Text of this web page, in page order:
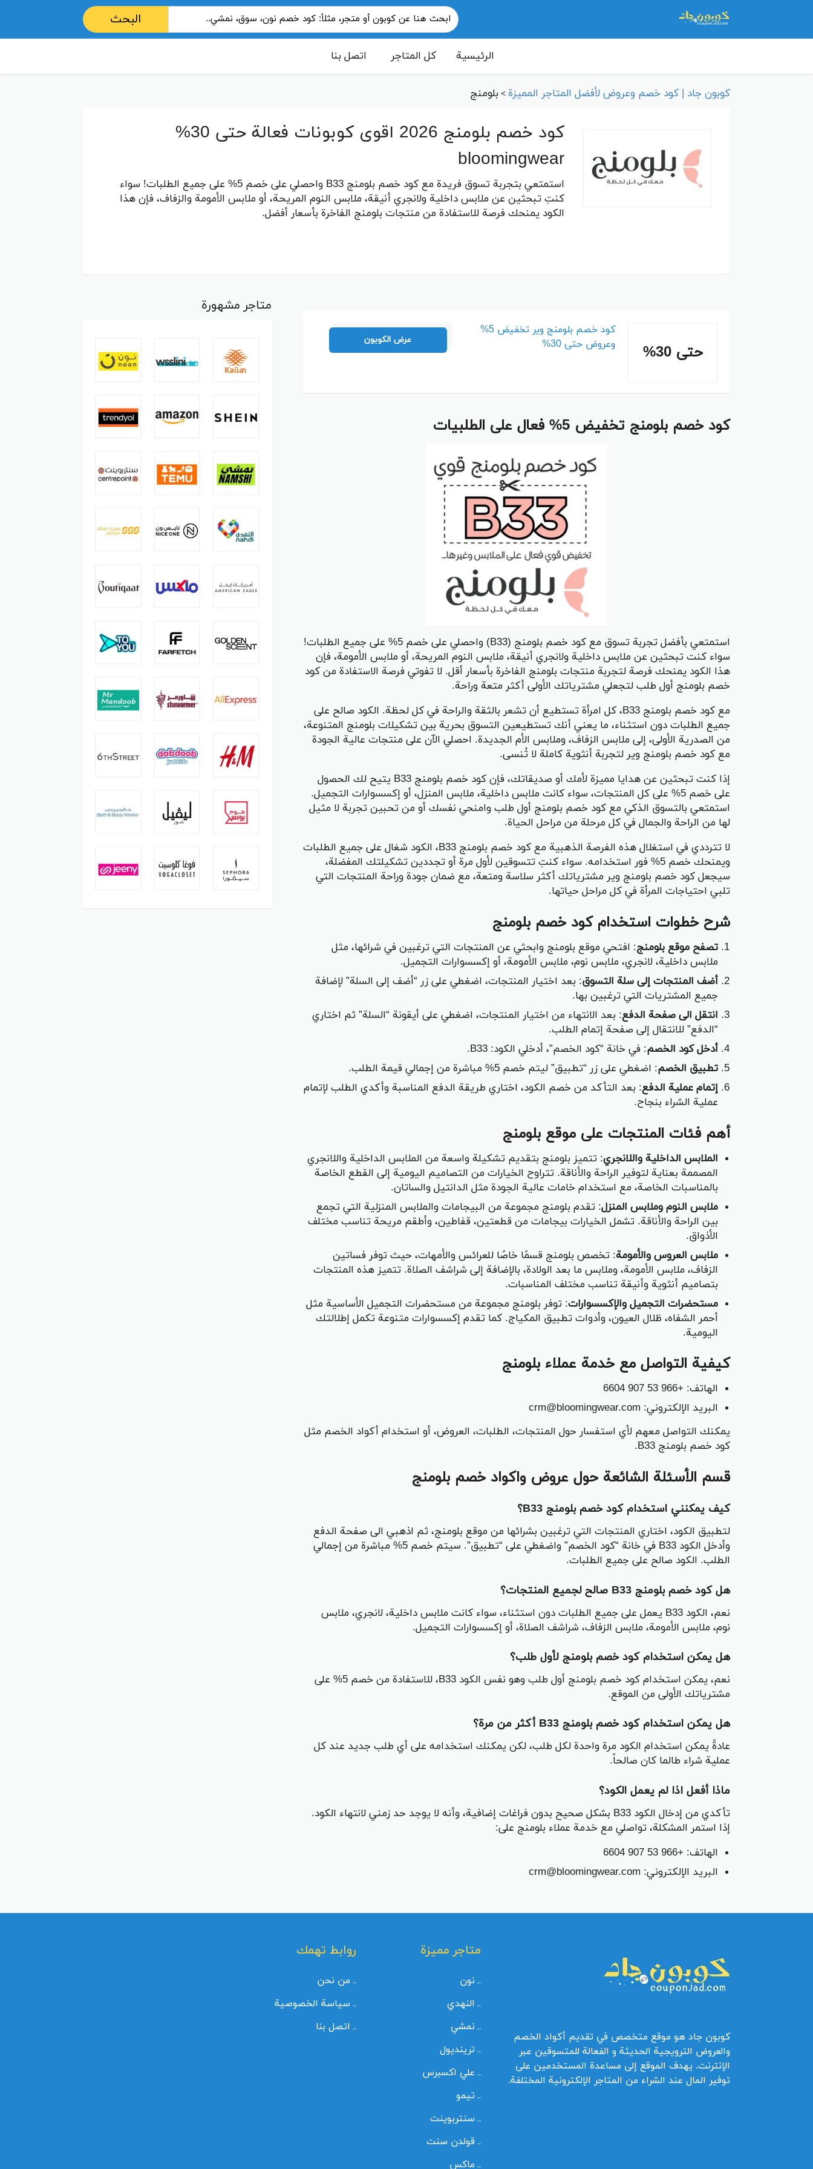
البحث
الرئيسية كل المتاجر اتصل بنا
كوبون جاد | كود خصم وعروض لأفضل المتاجر المميزة > بلومنج
كود خصم بلومنج 2026 اقوى كوبونات فعالة حتى 30%
bloomingwear
استمتعي بتجربة تسوق فريدة مع كود خصم بلومنج B33 واحصلي على خصم 5% على جميع الطلبات! سواء
كنتِ تبحثين عن ملابس داخلية ولانجري أنيقة، ملابس النوم المريحة، أو ملابس الأمومة والزفاف، فإن هذا
الكود يمنحك فرصة للاستفادة من منتجات بلومنج الفاخرة بأسعار أفضل.
حتى 30%
كود خصم بلومنج وير تخفيض 5%
وعروض حتى 30%
عرض الكوبون
كود خصم بلومنج تخفيض 5% فعال على الطلبيات
استمتعي بأفضل تجربة تسوق مع كود خصم بلومنج (B33) واحصلي على خصم 5% على جميع الطلبات!
سواء كنت تبحثين عن ملابس داخلية ولانجري أنيقة، ملابس النوم المريحة، أو ملابس الأمومة، فإن
هذا الكود يمنحك فرصة لتجربة منتجات بلومنج الفاخرة بأسعار أقل. لا تفوتي فرصة الاستفادة من كود
خصم بلومنج أول طلب لتجعلي مشترياتك الأولى أكثر متعة وراحة.
مع كود خصم بلومنج B33، كل امرأة تستطيع أن تشعر بالثقة والراحة في كل لحظة. الكود صالح على
جميع الطلبات دون استثناء، ما يعني أنك تستطيعين التسوق بحرية بين تشكيلات بلومنج المتنوعة،
من الصدرية الأولى، إلى ملابس الزفاف، وملابس الأم الجديدة. احصلي الآن على منتجات عالية الجودة
مع كود خصم بلومنج وير لتجربة أنثوية كاملة لا تُنسى.
إذا كنت تبحثين عن هدايا مميزة لأمك أو صديقاتك، فإن كود خصم بلومنج B33 يتيح لك الحصول
على خصم 5% على كل المنتجات، سواء كانت ملابس داخلية، ملابس المنزل، أو إكسسوارات التجميل.
استمتعي بالتسوق الذكي مع كود خصم بلومنج أول طلب وامنحي نفسك أو من تحبين تجربة لا مثيل
لها من الراحة والجمال في كل مرحلة من مراحل الحياة.
لا تترددي في استغلال هذه الفرصة الذهبية مع كود خصم بلومنج B33، الكود شغال على جميع الطلبات
ويمنحك خصم 5% فور استخدامه. سواء كنتِ تتسوقين لأول مرة أو تجددين تشكيلتك المفضلة،
سيجعل كود خصم بلومنج وير مشترياتك أكثر سلاسة ومتعة، مع ضمان جودة وراحة المنتجات التي
تلبي احتياجات المرأة في كل مراحل حياتها.
شرح خطوات استخدام كود خصم بلومنج
تصفح موقع بلومنج: افتحي موقع بلومنج وابحثي عن المنتجات التي ترغبين في شرائها، مثل
ملابس داخلية، لانجري، ملابس نوم، ملابس الأمومة، أو إكسسوارات التجميل.
أضف المنتجات إلى سلة التسوق: بعد اختيار المنتجات، اضغطي على زر “أضف إلى السلة” لإضافة
جميع المشتريات التي ترغبين بها.
انتقل الى صفحة الدفع: بعد الانتهاء من اختيار المنتجات، اضغطي على أيقونة “السلة” ثم اختاري
“الدفع” للانتقال إلى صفحة إتمام الطلب.
أدخل كود الخصم: في خانة “كود الخصم”، أدخلي الكود: B33.
تطبيق الخصم: اضغطي على زر “تطبيق” ليتم خصم 5% مباشرة من إجمالي قيمة الطلب.
إتمام عملية الدفع: بعد التأكد من خصم الكود، اختاري طريقة الدفع المناسبة وأكدي الطلب لإتمام
عملية الشراء بنجاح.
أهم فئات المنتجات على موقع بلومنج
الملابس الداخلية واللانجري: تتميز بلومنج بتقديم تشكيلة واسعة من الملابس الداخلية واللانجري
المصممة بعناية لتوفير الراحة والأناقة. تتراوح الخيارات من التصاميم اليومية إلى القطع الخاصة
بالمناسبات الخاصة، مع استخدام خامات عالية الجودة مثل الدانتيل والساتان.
ملابس النوم وملابس المنزل: تقدم بلومنج مجموعة من البيجامات والملابس المنزلية التي تجمع
بين الراحة والأناقة. تشمل الخيارات بيجامات من قطعتين، قفاطين، وأطقم مريحة تناسب مختلف
الأذواق.
ملابس العروس والأمومة: تخصص بلومنج قسمًا خاصًا للعرائس والأمهات، حيث توفر فساتين
الزفاف، ملابس الأمومة، وملابس ما بعد الولادة، بالإضافة إلى شراشف الصلاة. تتميز هذه المنتجات
بتصاميم أنثوية وأنيقة تناسب مختلف المناسبات.
مستحضرات التجميل والإكسسوارات: توفر بلومنج مجموعة من مستحضرات التجميل الأساسية مثل
أحمر الشفاه، ظلال العيون، وأدوات تطبيق المكياج. كما تقدم إكسسوارات متنوعة تكمل إطلالتك
اليومية.
كيفية التواصل مع خدمة عملاء بلومنج
الهاتف: +966 53 907 6604
البريد الإلكتروني: crm@bloomingwear.com
يمكنك التواصل معهم لأي استفسار حول المنتجات، الطلبات، العروض، أو استخدام أكواد الخصم مثل
كود خصم بلومنج B33.
قسم الأسئلة الشائعة حول عروض واكواد خصم بلومنج
كيف يمكنني استخدام كود خصم بلومنج B33؟
لتطبيق الكود، اختاري المنتجات التي ترغبين بشرائها من موقع بلومنج، ثم اذهبي الى صفحة الدفع
وأدخل الكود B33 في خانة “كود الخصم” واضغطي على “تطبيق”. سيتم خصم 5% مباشرة من إجمالي
الطلب. الكود صالح على جميع الطلبات.
هل كود خصم بلومنج B33 صالح لجميع المنتجات؟
نعم، الكود B33 يعمل على جميع الطلبات دون استثناء، سواء كانت ملابس داخلية، لانجري، ملابس
نوم، ملابس الأمومة، ملابس الزفاف، شراشف الصلاة، أو إكسسوارات التجميل.
هل يمكن استخدام كود خصم بلومنج لأول طلب؟
نعم، يمكن استخدام كود خصم بلومنج أول طلب وهو نفس الكود B33، للاستفادة من خصم 5% على
مشترياتك الأولى من الموقع.
هل يمكن استخدام كود خصم بلومنج B33 أكثر من مرة؟
عادةً يمكن استخدام الكود مرة واحدة لكل طلب، لكن يمكنك استخدامه على أي طلب جديد عند كل
عملية شراء طالما كان صالحاً.
ماذا أفعل اذا لم يعمل الكود؟
تأكدي من إدخال الكود B33 بشكل صحيح بدون فراغات إضافية، وأنه لا يوجد حد زمني لانتهاء الكود.
إذا استمر المشكلة، تواصلي مع خدمة عملاء بلومنج على:
الهاتف: +966 53 907 6604
البريد الإلكتروني: crm@bloomingwear.com
متاجر مشهورة
كوبون جاد هو موقع متخصص في تقديم أكواد الخصم
والعروض الترويجية الحديثة و الفعالة للمتسوقين عبر
الإنترنت. يهدف الموقع إلى مساعدة المستخدمين على
توفير المال عند الشراء من المتاجر الإلكترونية المختلفة.
متاجر مميزة
نون
النهدي
نمشي
ترينديول
علي اكسبرس
تيمو
سنتربوينت
قولدن سنت
ماكس
روابط تهمك
من نحن
سياسة الخصوصية
اتصل بنا